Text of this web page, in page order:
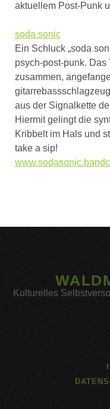
aktuellem Post-Punk
soda sonic
Ein Schluck „soda
psych-post-punk.
zusammen,
aus der Signalkette
Hiermit gelingt die
Kribbelt im Hals und
take a sip!
Kulturelles